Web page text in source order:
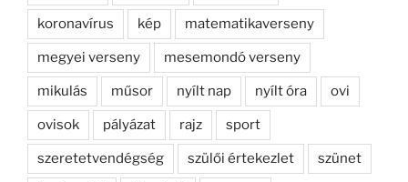
koronavírus kép matematikaverseny
megyei verseny mesemondó verseny
mikulás műsor nyílt nap nyílt óra ovi
ovisok pályázat rajz sport
szeretetvendégség szülői értekezlet szünet